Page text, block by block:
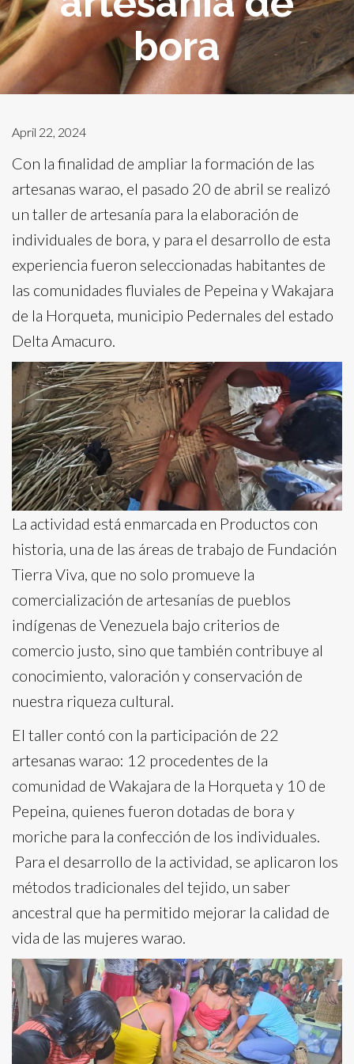
bora
April 22, 2024
Con la finalidad de ampliar la formación de las
artesanas warao, el pasado 20 de abril se realizó
un taller de artesanía para la elaboración de
individuales de bora, y para el desarrollo de esta
experiencia fueron seleccionadas habitantes de
las comunidades fluviales de Pepeina y Wakajara
de la Horqueta, municipio Pedernales del estado
Delta Amacuro.
La actividad está enmarcada en Productos con
historia, una de las áreas de trabajo de Fundación
Tierra Viva, que no solo promueve la
comercialización de artesanías de pueblos
indígenas de Venezuela bajo criterios de
comercio justo, sino que también contribuye al
conocimiento, valoración y conservación de
nuestra riqueza cultural.
El taller contó con la participación de 22
artesanas warao: 12 procedentes de la
comunidad de Wakajara de la Horqueta y 10 de
Pepeina, quienes fueron dotadas de bora y
moriche para la confección de los individuales.
Para el desarrollo de la actividad, se aplicaron los
métodos tradicionales del tejido, un saber
ancestral que ha permitido mejorar la calidad de
vida de las mujeres warao.